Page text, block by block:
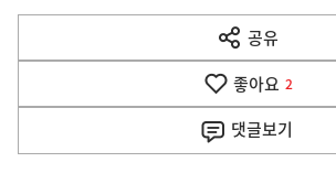
다
음
공유
열
기
좋아요 2
댓글보기